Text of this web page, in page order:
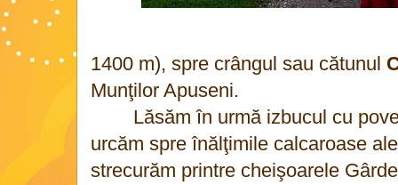
1400 m), spre crângul sau cătunul
Munţilor Apuseni.
Lăsăm în urmă izbucul cu
urcăm spre înălţimile calcaroase
strecurăm printre cheişoarele